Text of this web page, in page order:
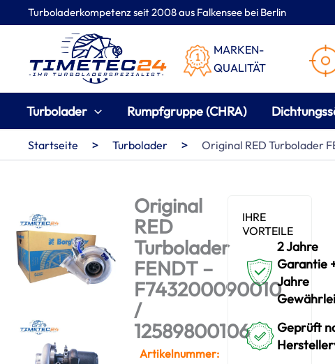
Turboladerkompetenz seit 2008 aus Falkensee bei Berlin
MARKEN-
QUALITÄT
Turbolader Rumpfgruppe (CHRA)
Inhalt
Startseite > Turbolader > Original RED Turbolader
Original
RED
Turbolader
FENDT –
F743200090010
/
12589800106
Artikelnummer:
IHRE
VORTEILE
2 Jahre
Garantie
Jahre
Geprüft